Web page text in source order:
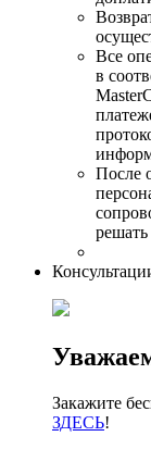
Все
в
После
Закажите
ЗДЕСЬ!